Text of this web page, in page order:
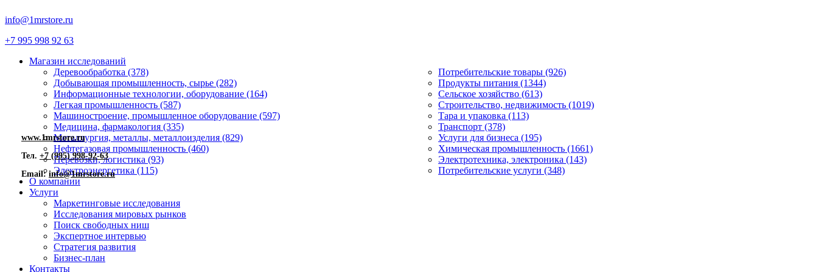
info@1mrstore.ru
+7 995 998 92 63
Магазин исследований
Деревообработка (378)
Добывающая промышленность, сырье (282)
Информационные технологии, оборудование (164)
Легкая промышленность (587)
Машиностроение, промышленное оборудование (597)
Медицина, фармакология (335)
Металлургия, металлы, металлоизделия (829)
Нефтегазовая промышленность (460)
Перевозки, логистика (93)
Электроэнергетика (115)
Потребительские товары (926)
Продукты питания (1344)
Сельское хозяйство (613)
Строительство, недвижимость (1019)
Тара и упаковка (113)
Транспорт (378)
Услуги для бизнеса (195)
Химическая промышленность (1661)
Электротехника, электроника (143)
Потребительские услуги (348)
О компании
Услуги
Маркетинговые исследования
Исследования мировых рынков
Поиск свободных ниш
Экспертное интервью
Стратегия развития
Бизнес-план
Контакты
www.1mrstore.ru
Тел. +7 (995) 998-92-63
Email:info@1mrstore.ru